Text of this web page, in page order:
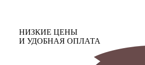
НИЗКИЕ ЦЕНЫ
И УДОБНАЯ ОПЛАТА